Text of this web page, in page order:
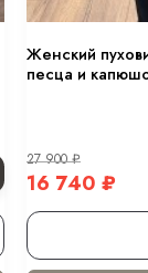
Женский
песца и
27 900₽
16 740₽